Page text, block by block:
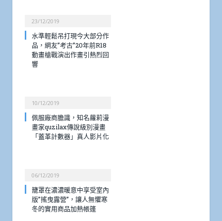
23/12/2019
水準輕鬆吊打現今大部分作
品，網友”考古”20年前R18
動畫槍戰演出作畫引熱烈回
響
10/12/2019
佩服廠商膽識，知名蘿莉漫
畫家quzilax傳說級別漫畫
「蓋革計數器」真人影片化
06/12/2019
籠罩在濃濃暖意中享受室內
版”搖曳露營”，讓人無懼寒
冬的實用商品加熱帳篷